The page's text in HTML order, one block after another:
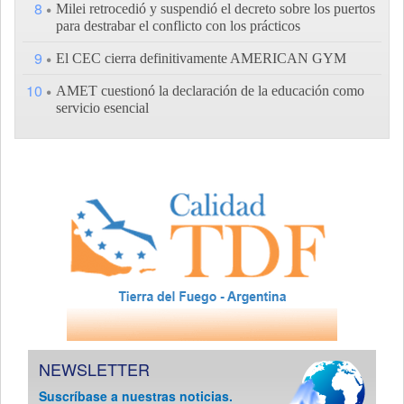
8
Milei retrocedió y suspendió el decreto sobre los puertos
para destrabar el conflicto con los prácticos
9 El CEC cierra definitivamente AMERICAN GYM
10
AMET cuestionó la declaración de la educación como
servicio esencial
NEWSLETTER
Suscríbase a nuestras noticias.